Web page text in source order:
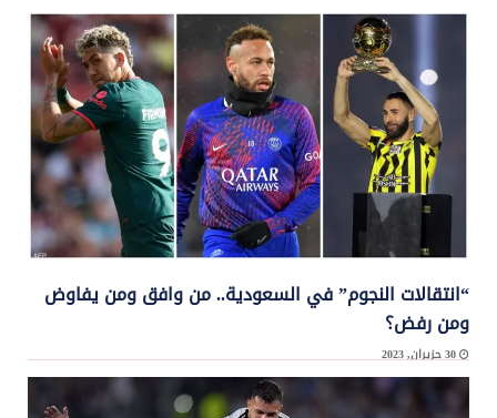
في ...
“انتقالات النجوم” في السعودية.. من وافق ومن يفاوض
ومن رفض؟
30 حزيران, 2023